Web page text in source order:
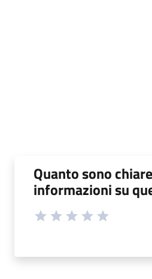
Quanto sono
informazioni su